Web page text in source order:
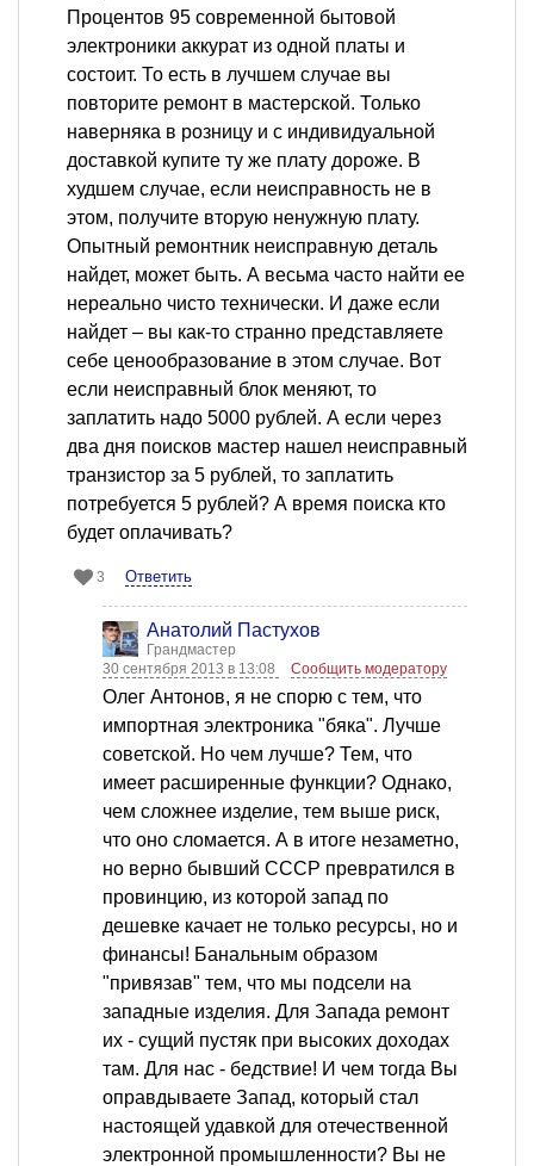
Процентов 95 современной бытовой
электроники аккурат из одной платы и
состоит. То есть в лучшем случае вы
повторите ремонт в мастерской. Только
наверняка в розницу и с индивидуальной
доставкой купите ту же плату дороже. В
худшем случае, если неисправность не в
этом, получите вторую ненужную плату.
Опытный ремонтник неисправную деталь
найдет, может быть. А весьма часто найти ее
нереально чисто технически. И даже если
найдет – вы как-то странно представляете
себе ценообразование в этом случае. Вот
если неисправный блок меняют, то
заплатить надо 5000 рублей. А если через
два дня поисков мастер нашел неисправный
транзистор за 5 рублей, то заплатить
потребуется 5 рублей? А время поиска кто
будет оплачивать?
3 Ответить
Анатолий Пастухов
Грандмастер
30 сентября 2013 в 13:08
Сообщить модератору
Олег Антонов, я не спорю с тем, что
импортная электроника "бяка". Лучше
советской. Но чем лучше? Тем, что
имеет расширенные функции? Однако,
чем сложнее изделие, тем выше риск,
что оно сломается. А в итоге незаметно,
но верно бывший СССР превратился в
провинцию, из которой запад по
дешевке качает не только ресурсы, но и
финансы! Банальным образом
"привязав" тем, что мы подсели на
западные изделия. Для Запада ремонт
их - сущий пустяк при высоких доходах
там. Для нас - бедствие! И чем тогда Вы
оправдываете Запад, который стал
настоящей удавкой для отечественной
электронной промышленности? Вы не